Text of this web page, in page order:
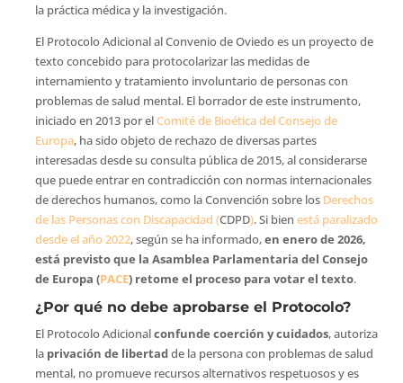
la práctica médica y la investigación.
El Protocolo Adicional al Convenio de Oviedo es un proyecto de
texto concebido para protocolarizar las medidas de
internamiento y tratamiento involuntario de personas con
problemas de salud mental. El borrador de este instrumento,
iniciado en 2013 por elComité de Bioética del Consejo de
Europa, ha sido objeto de rechazo de diversas partes
interesadas desde su consulta pública de 2015, al considerarse
que puede entrar en contradicción con normas internacionales
de derechos humanos, como la Convención sobre los Derechos
de las Personas con Discapacidad (CDPD). Si bien está paralizado
desde el año 2022, según se ha informado,en enero de 2026,
está previsto que la Asamblea Parlamentaria del Consejo
de Europa (PACE) retome el proceso para votar el texto.
¿Por qué no debe aprobarse el Protocolo?
El Protocolo Adicionalconfunde coerción y cuidados, autoriza
la privación de libertadde la persona con problemas de salud
mental, no promueve recursos alternativos respetuosos y es